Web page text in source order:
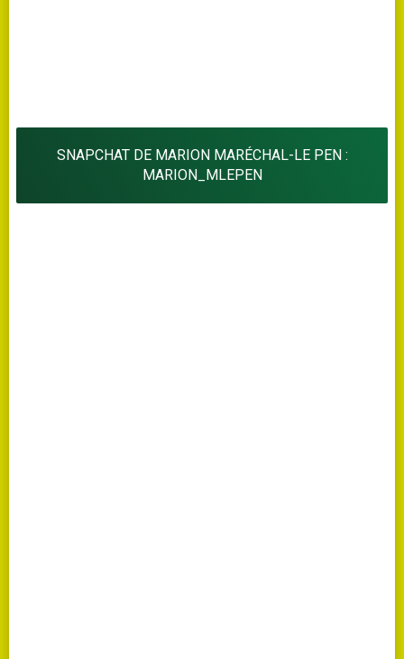
SNAPCHAT DE MARION MARÉCHAL-LE PEN :
MARION_MLEPEN